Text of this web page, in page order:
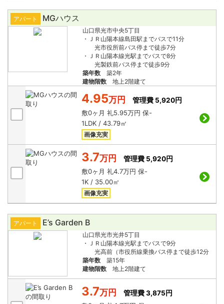
アパート MGハウス
山口県光市中央5丁目
・ＪＲ山陽本線島田駅までバスで11分
光市役所前バス停まで徒歩7分
・ＪＲ山陽本線光駅までバスで8分
光製鉄前バス停まで徒歩9分
築年数
築2年
建物階数
地上2階建て
4.95万円
管理費 5,920円
敷0ヶ月 礼5.95万円 保-
1LDK / 43.79㎡
画像充実
3.7万円
管理費 5,920円
敷0ヶ月 礼4.7万円 保-
1K / 35.00㎡
画像充実
アパート E’s Garden B
山口県光市光井5丁目
・ＪＲ山陽本線光駅までバスで9分
光高前（市役所線乗換バス停まで徒歩12分
築年数
築15年
建物階数
地上2階建て
3.7万円
管理費 3,875円